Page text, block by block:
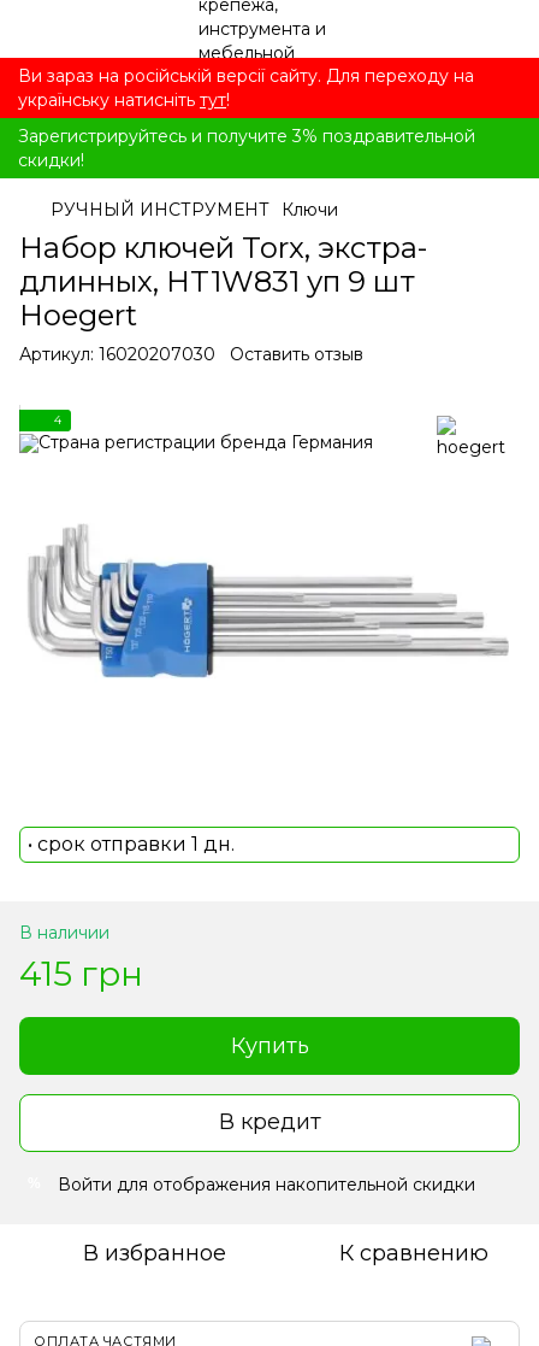
Ви зараз на російській версії сайту. Для переходу на
українську натисніть тут!
Зарегистрируйтесь и получите 3% поздравительной
скидки!
РУЧНЫЙ ИНСТРУМЕНТ Ключи
Набор ключей Torx, экстра-
длинных, HT1W831 уп 9 шт
Hoegert
Артикул: 16020207030 Оставить отзыв
4
• срок отправки 1 дн.
В наличии
415 грн
Купить
В кредит
Войти для отображения накопительной скидки
В избранное К сравнению
ОПЛАТА ЧАСТЯМИ